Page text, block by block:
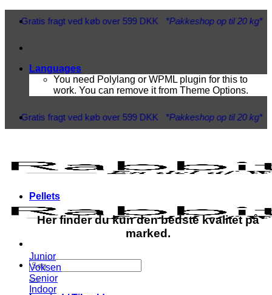
køb over 599 DKK *Pakkeshop op til 20 kg*- Hurtig levering 1-
Languages
You need Polylang or WPML plugin for this to
work. You can remove it from Theme Options.
køb over 599 DKK *Pakkeshop op til 20 kg*- Hurtig levering 1-
Søg
efter:
Pellets
Her finder du kun den bedste kvalitet på
marked.
Junior
Voksen
Senior
Indoor